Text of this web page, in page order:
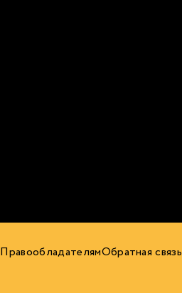
ПравообладателямОбратная связь